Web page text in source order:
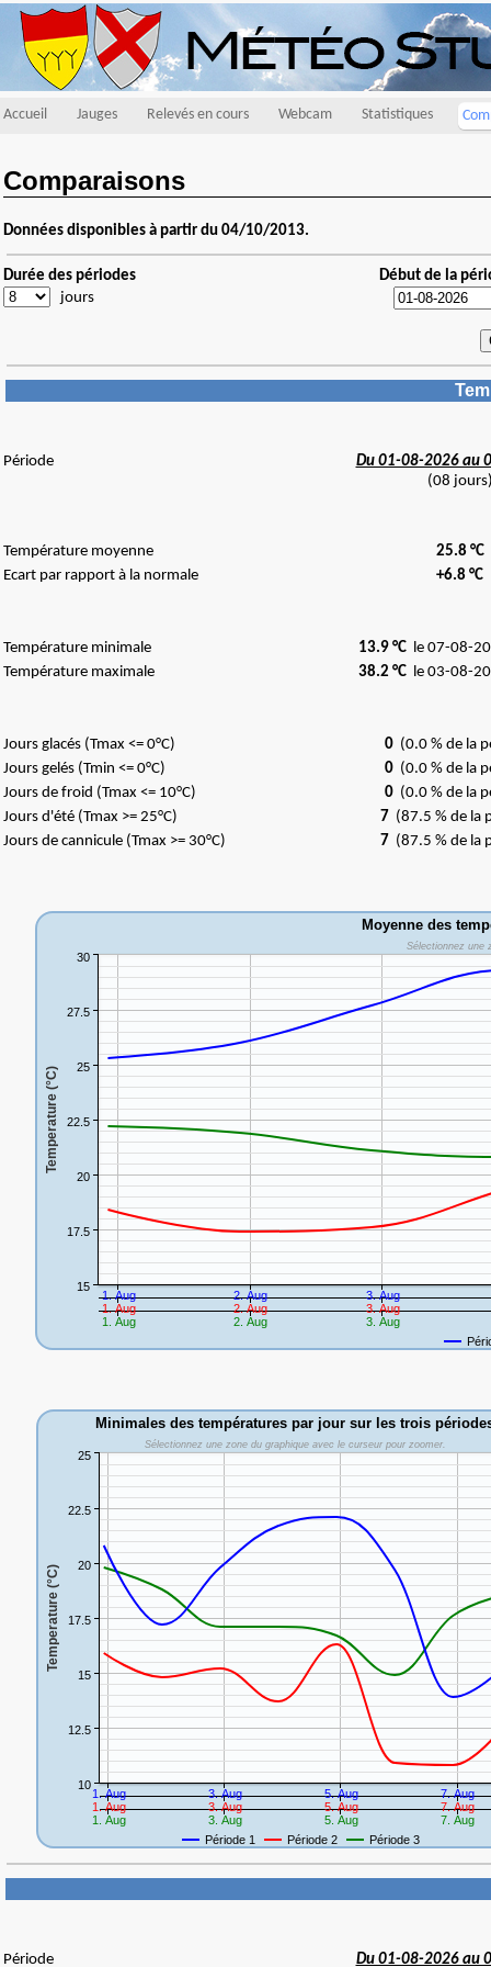
Accueil Jauges Relevés en cours Webcam Statistiques
Comparaisons
Données disponibles à partir du 04/10/2013.
Durée des périodes
jours
Début de la
Période
Du 01-08-2026 au
(08
Température moyenne
25.8 °C
Ecart par rapport à la normale
+6.8 °C
Température minimale 13.9 °Cle 07-08-
Température maximale
38.2 °Cle 03-08-
Jours glacés (Tmax <= 0°C) 0(0.0 % de la
Jours gelés (Tmin <= 0°C)
0(0.0 % de la
Jours de froid (Tmax <= 10°C)
0(0.0 % de la
Jours d'été (Tmax >= 25°C)
7 (87.5 % de la
Jours de cannicule (Tmax >= 30°C)
7 (87.5 % de la
Période Du 01-08-2026 au